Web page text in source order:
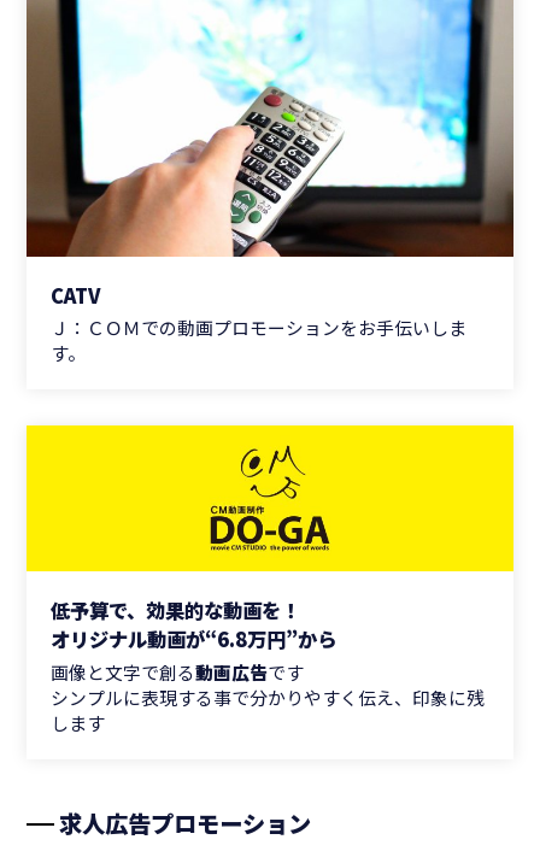
CATV
Ｊ：ＣＯＭでの動画プロモーションをお手伝いしま
す。
低予算で、効果的な動画を！
オリジナル動画が“6.8万円”から
画像と文字で創る動画広告です
シンプルに表現する事で分かりやすく伝え、印象に残
します
求人広告プロモーション